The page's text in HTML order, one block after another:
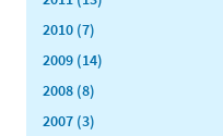
2010 (7)
2009 (14)
2008 (8)
2007 (3)